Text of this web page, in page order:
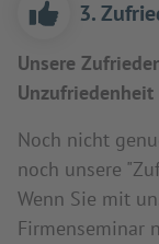
3.
Unsere
Noch nicht
noch unsere
Wenn Sie mit
Firmenseminar